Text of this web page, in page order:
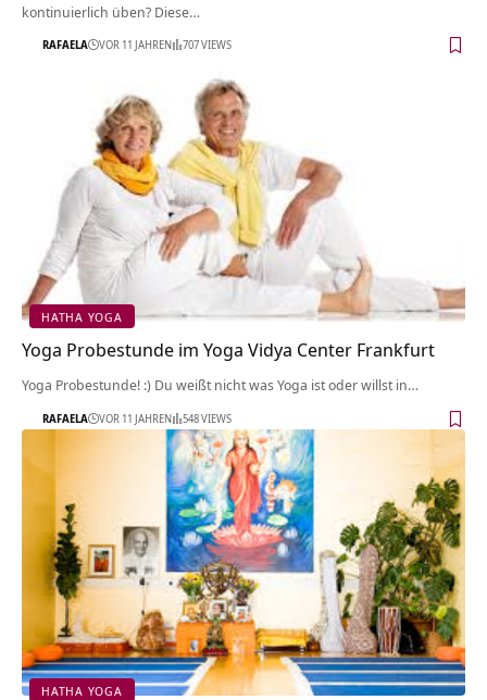
kontinuierlich üben? Diese…
RAFAELA VOR 11 JAHREN 707 VIEWS
HATHA YOGA
Yoga Probestunde im Yoga Vidya Center Frankfurt
Yoga Probestunde! :) Du weißt nicht was Yoga ist oder willst in…
RAFAELA VOR 11 JAHREN 548 VIEWS
HATHA YOGA